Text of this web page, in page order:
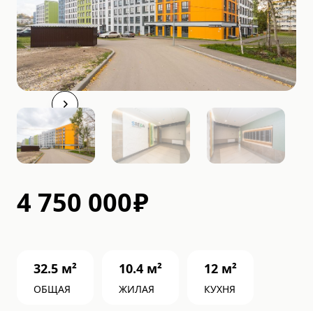
4 750 000₽
32.5 м²
ОБЩАЯ
10.4 м²
ЖИЛАЯ
12 м²
КУХНЯ